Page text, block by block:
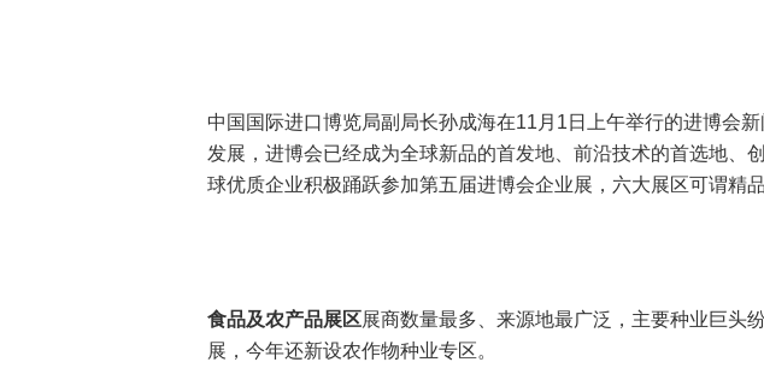
中国国际进口博览局副局长孙成海在11月1日上午举行的进博会
发展，进博会已经成为全球新品的首发地、前沿技术的首选地、
球优质企业积极踊跃参加第五届进博会企业展，六大展区可谓精
食品及农产品展区展商数量最多、来源地最广泛，主要种业巨头
展，今年还新设农作物种业专区。